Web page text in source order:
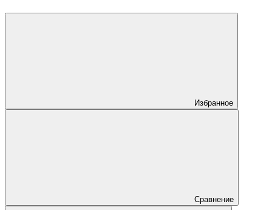
Избранное
Сравнение